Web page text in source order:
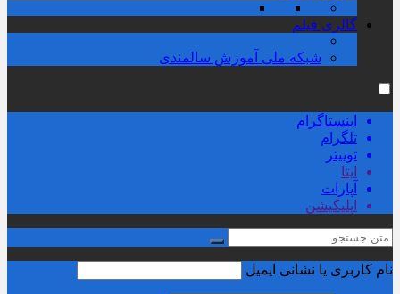
گالری فیلم
شبکه ملی آموزش سالمندی
اینستاگرام
تلگرام
توییتر
ایتا
آپارات
اپلیکیشن
نام کاربری یا نشانی ایمیل